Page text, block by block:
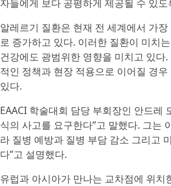
자들에게 보다 공평하게 제공될 수 있
알레르기 질환은 현재 전 세계에서 가
로 증가하고 있다. 이러한 질환이 미치
건강에도 광범위한 영향을 미치고 있다
적인 정책과 현장 적용으로 이어질 경
있다.
EAACI 학술대회 담당 부회장인 안드
식의 사고를 요구한다”고 말했다. 그는
라 질병 예방과 질병 부담 감소 그리고
다”고 설명했다.
유럽과 아시아가 만나는 교차점에 위